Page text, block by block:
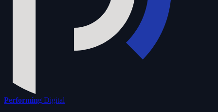
Performing Digital